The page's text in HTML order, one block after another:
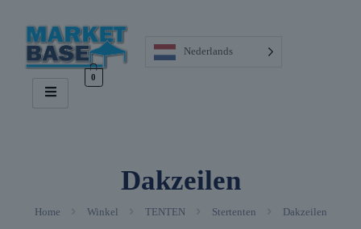
0
Nederlands
Dakzeilen
Home Winkel TENTEN Stertenten Dakzeilen